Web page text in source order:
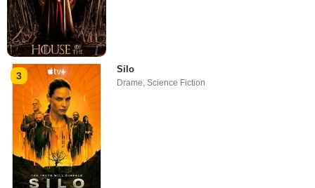
3
Silo
Drame,Science Fiction